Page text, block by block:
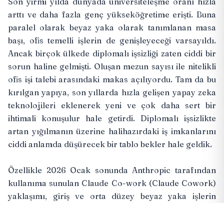
arttı ve daha fazla genç yükseköğretime erişti. Buna
paralel olarak beyaz yaka olarak tanımlanan masa
başı, ofis temelli işlerin de genişleyeceği varsayıldı.
Ancak birçok ülkede diplomalı işsizliği zaten ciddi bir
sorun haline gelmişti. Oluşan mezun sayısı ile nitelikli
ofis işi talebi arasındaki makas açılıyordu. Tam da bu
kırılgan yapıya, son yıllarda hızla gelişen yapay zeka
teknolojileri eklenerek yeni ve çok daha sert bir
ihtimali konuşulur hale getirdi. Diplomalı işsizlikte
artan yığılmanın üzerine halihazırdaki iş imkanlarını
ciddi anlamda düşürecek bir tablo bekler hale geldik.
Özellikle 2026 Ocak sonunda Anthropic tarafından
kullanıma sunulan Claude Co-work (Claude Cowork)
yaklaşımı, giriş ve orta düzey beyaz yaka işlerin